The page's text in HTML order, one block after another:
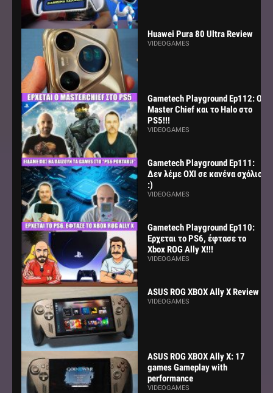
Huawei Pura 80 Ultra Review
VIDEOGAMES
Gametech Playground Ep112: Ο
Master Chief και το Halo στο
PS5!!!
VIDEOGAMES
Gametech Playground Ep111:
Δεν λέμε ΟΧΙ σε κανένα σχόλιο
:)
VIDEOGAMES
Gametech Playground Ep110:
Ερχεται το PS6, έφτασε το
Xbox ROG Ally X!!!
VIDEOGAMES
ASUS ROG XBOX Ally X Review
VIDEOGAMES
ASUS ROG XBOX Ally X: 17
games Gameplay with
performance
VIDEOGAMES